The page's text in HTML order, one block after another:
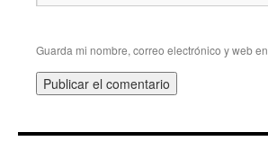
Guarda mi nombre, correo electrónico y web